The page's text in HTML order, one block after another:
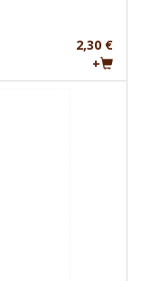
2,30 €
+